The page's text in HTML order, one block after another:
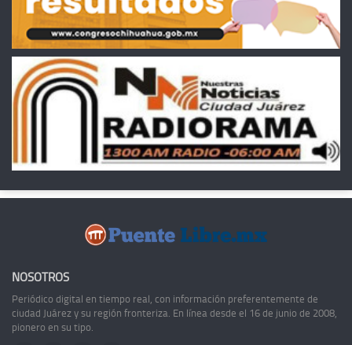
NOSOTROS
Periódico digital en tiempo real, con información preferentemente de
ciudad Juárez y su región fronteriza. En línea desde el 16 de junio de 2008,
pionero en su tipo.